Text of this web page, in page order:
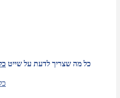
כל מה שצריך לדעת על שייט